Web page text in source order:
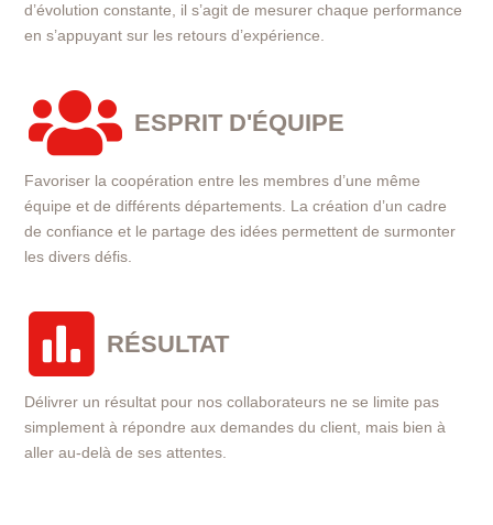
d’évolution constante, il s’agit de mesurer chaque performance
en s’appuyant sur les retours d’expérience.
 ESPRIT D'ÉQUIPE
Favoriser la coopération entre les membres d’une même
équipe et de différents départements. La création d’un cadre
de confiance et le partage des idées permettent de surmonter
les divers défis.
 RÉSULTAT
Délivrer un résultat pour nos collaborateurs ne se limite pas
simplement à répondre aux demandes du client, mais bien à
aller au-delà de ses attentes.